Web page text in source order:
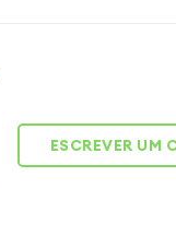
ESCREVER UM